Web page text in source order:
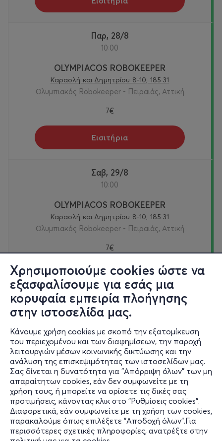
Χρησιμοποιούμε cookies ώστε να
εξασφαλίσουμε για εσάς μια
κορυφαία εμπειρία πλοήγησης
στην ιστοσελίδα μας.
Κάνουμε χρήση cookies με σκοπό την εξατομίκευση
του περιεχομένου και των διαφημίσεων, την παροχή
λειτουργιών μέσων κοινωνικής δικτύωσης και την
ανάλυση της επισκεψιμότητας των ιστοσελίδων μας.
Σας δίνεται η δυνατότητα για "Απόρριψη όλων" των μη
απαραίτητων cookies, εάν δεν συμφωνείτε με τη
χρήση τους, ή μπορείτε να ορίσετε τις δικές σας
προτιμήσεις, κάνοντας κλικ στο "Ρυθμίσεις cookies".
Διαφορετικά, εάν συμφωνείτε με τη χρήση των cookies,
παρακαλούμε όπως επιλέξετε "Αποδοχή όλων".Για
περισσότερες σχετικές πληροφορίες, ανατρέξτε στην
Παρ, 28/8
10:00
OLYMPIACOS ROBOKEEPER
Καραολή και Δημητρίου 8-10, 185 31
Ολυμπιακός Robokeeper - Πειραιάς, Αττική
7€
Εισιτήρια
Σαβ, 29/8
10:00
OLYMPIACOS ROBOKEEPER
Καραολή και Δημητρίου 8-10, 185 31
Ολυμπιακός Robokeeper - Πειραιάς, Αττική
7€
Εισιτήρια
Κυρ, 30/8
10:00
OLYMPIACOS ROBOKEEPER
Καραολή και Δημητρίου 8-10, 185 31
Ολυμπιακός Robokeeper - Πειραιάς, Αττική
7€
Εισιτήρια